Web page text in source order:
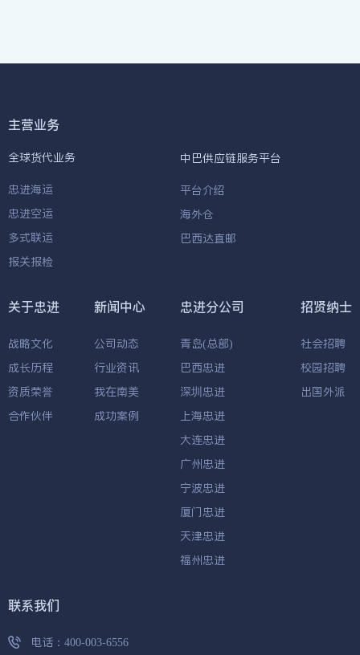
主营业务
全球货代业务
忠进海运
忠进空运
多式联运
报关报检
中巴供应链服务平台
平台介绍
海外仓
巴西达直邮
关于忠进
战略文化
成长历程
资质荣誉
合作伙伴
新闻中心
公司动态
行业资讯
我在南美
成功案例
忠进分公司
青岛(总部)
巴西忠进
深圳忠进
上海忠进
大连忠进
广州忠进
宁波忠进
厦门忠进
天津忠进
福州忠进
招贤纳士
社会招聘
校园招聘
出国外派
联系我们
电话： 400-003-6556